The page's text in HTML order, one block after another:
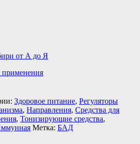
от А до Я
Здоровое питание, Регуляторы
, Направления, Средства для
, Тонизирующие средства,
Метка: БАД